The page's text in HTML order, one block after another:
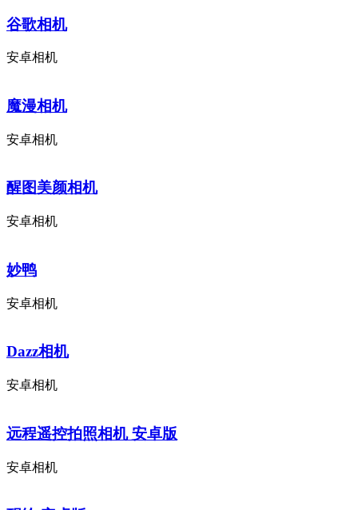
谷歌相机
安卓相机
魔漫相机
安卓相机
醒图美颜相机
安卓相机
妙鸭
安卓相机
Dazz相机
安卓相机
远程遥控拍照相机 安卓版
安卓相机